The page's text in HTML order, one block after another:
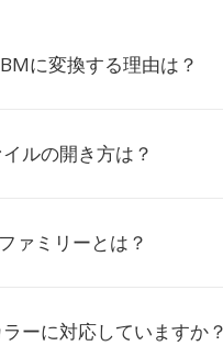
に変換する理由は？
ルの開き方は？
ァミリーとは？
ーに対応していますか？